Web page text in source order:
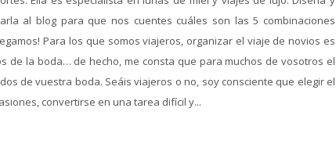
al blog para que nos cuentes cuáles son las 5 combinaciones
Para los que somos viajeros, organizar el viaje de novios es
de la boda… de hecho, me consta que para muchos de vosotros el
de vuestra boda. Seáis viajeros o no, soy consciente que elegir el
convertirse en una tarea difícil y...